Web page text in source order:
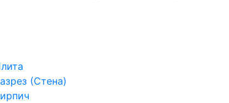
(Стена)